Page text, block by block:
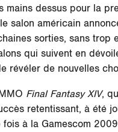
mains dessus pour la
salon américain
sorties, sans trop
qui suivent en
révéler de nouvelles
Final Fantasy XIV,
retentissant, à été
à la Gamescom